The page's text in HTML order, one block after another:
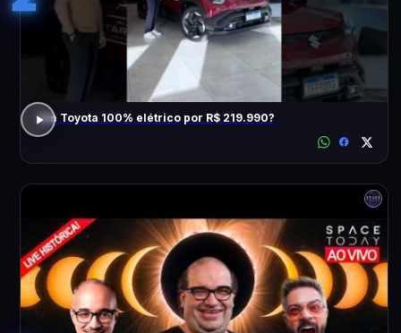
Um Toyota 100% elétrico por R$ 219.990?